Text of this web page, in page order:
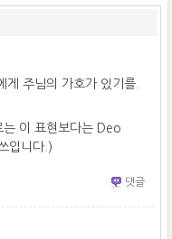
주님의 가호가 있기를.
이 표현보다는 Deo
입니다.)
댓글